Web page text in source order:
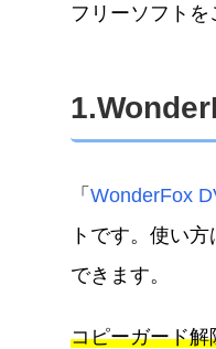
フリーソフトを
「 WonderFox
トです。使い
できます。
コピーガード解